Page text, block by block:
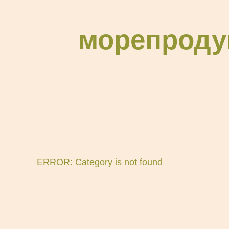
ERROR: Category is not found